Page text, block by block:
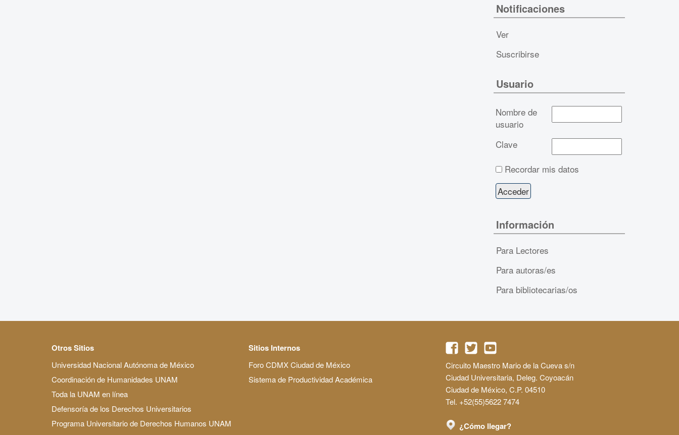
Notificaciones
Ver
Suscribirse
Usuario
Nombre de
usuario
Clave
Recordar mis datos
Información
Para Lectores
Para autoras/es
Para bibliotecarias/os
Otros Sitios
Universidad Nacional Autónoma de México
Coordinación de Humanidades UNAM
Toda la UNAM en línea
Defensoría de los Derechos Universitarios
Programa Universitario de Derechos Humanos UNAM
Sitios Internos
Foro CDMX Ciudad de México
Sistema de Productividad Académica
Circuito Maestro Mario de la Cueva s/n
Ciudad Universitaria, Deleg. Coyoacán
Ciudad de México, C.P. 04510
Tel. +52(55)5622 7474
¿Cómo llegar?